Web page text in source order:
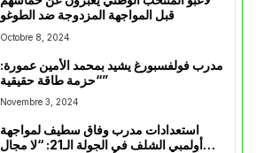
قبل المواجهة المزدوجة ضد الطوغو
Octobre 8, 2024
مدرب فولفسبورغ يشيد بمحمد الأمين عمورة:
“حزمة طاقة حقيقية”
Novembre 3, 2024
استعدادات مدرب وفاق سطيف لمواجهة
أولمبي الشلف في الجولة الـ21: “لا مجال